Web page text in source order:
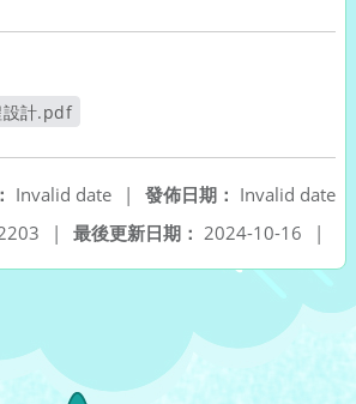
設計.pdf
發佈日期： Invalid date
Invalid date
|
最後更新日期： 2024-10-16 |
|